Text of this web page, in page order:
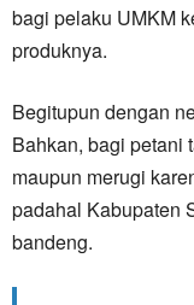
bagi pelaku UMKM
produknya.
Begitupun dengan
Bahkan, bagi petani
maupun merugi
padahal Kabupaten
bandeng.